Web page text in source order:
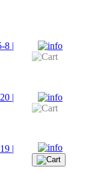
8 |
|
|